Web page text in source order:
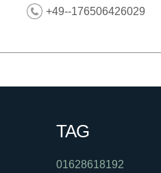
+49--176506426029
TAG
01628618192